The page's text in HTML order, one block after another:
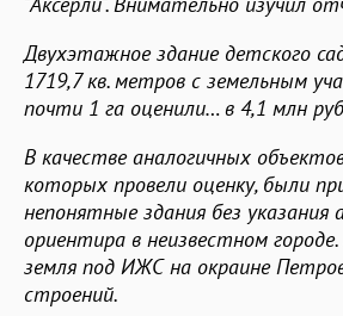
Двухэтажное здание детского
1719,7 кв. метров с земельным
почти 1 га оценили… в 4,1 млн
В качестве аналогичных
которых провели оценку, были
непонятные здания без указания
ориентира в неизвестном
земля под ИЖС на окраине
строений.